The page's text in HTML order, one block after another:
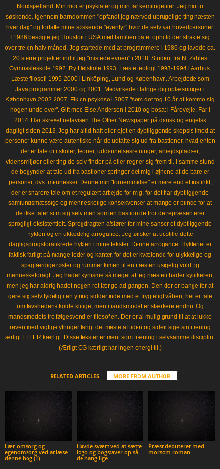
Nordsjælland. Min mor er psykiater og min far kemiingeniør. Jeg har to
søskende. Igennem barndommen "opfandt jeg nærved ubrugelige ting næsten
hver dag" og fortalte mine søskende "eventyr" hvor de selv var hovedpersoner.
I 1986 besøgte jeg Houston i USA med familien på et ophold der strakte sig
over tre en halv måned. Jeg startede med at programmere i 1986 og lavede ca.
20 større projekter indtil jeg "mistede evnen" i 2018. Student fra N. Zahles
Gymnasieskole 1992. Ry Højskole 1993. Læste teologi 1993-1994 i Aarhus.
Læste filosofi 1995-2000 i Linköping, Lund og København. Arbejdede som
Java programmør 2000 og 2001. Medvirkede i talrige digtoplæsninger i
København 2002-2007. Fik en psykose i 2007 "som det tog 10 år at komme sig
nogenlunde over". Gift med Else Andersen i 2010 og bosat i Fårevejle. Far i
2014. Har skrevet netavisen The Other Newspaper på dansk og engelsk
dagligt siden 2013. Jeg har altid haft eller ejet en dybtliggende skepsis imod at
personer kunne være autentiske når de udtalte sig ud fra bastioner, hvad enten
der er tale om skoler, teorier, uddannelsesretninger, arbejdspladser,
vidensmiljøer eller ting de selv finder på eller regner sig frem til. I samme stund
de begynder at tale ud fra bastioner springer det mig i øjnene at de bare er
personer, dvs. mennesker. Denne min "fornemmelse" er mere end et instinkt,
der er snarere tale om et regulært arbejde for mig, for det har dybtliggende
samfundsmæssige og menneskelige konsekvenser at mange er blinde for at
de ikke taler som sig selv men som en bastion de tror de repræsenterer
sprogligt-eksistentielt. Sprogdragten afslører for mine sanser et dybtliggende
hykleri og en uklædelig arrogance. Jeg ønsker at udstille dette
dagligsprogsforankrede hykleri i mine tekster. Denne arrogance. Hykleriet er
faktisk farligt på mange leder og kanter, for det er kvælende for ulykkelige og
spagfærdige røster og rummer kimen til en næsten usigelig vold og
menneskeforagt. Jeg hader kynisme så meget at jeg næsten hader kynikeren,
men jeg har aldrig hadet nogen ret længe ad gangen. Den der er bange for at
gøre sig selv tydelig i en ytring sidder inde med et frygteligt våben, her er tale
om tavshedens kolde klinge, men mandsmodet er stærkere endnu. Og
mandsmodets tro følgesvend er filosofien. Der er al mulig grund til at at lukke
røven med vigtige ytringer langt det meste af tiden og siden sige sin mening
ærligt ELLER kærligt. Disse tekster er ment som træning i selvsamme disciplin.
(Ærligt OG kærligt har ingen energi til.)
RELATED ARTICLES MORE FROM AUTHOR
Lær omsorg og
egenomsorg ved at læse
denne bog (1)
Havde svært ved at sætte
logo og bogstaver op så
de hang lige
Præst debuterer med
morsom roman